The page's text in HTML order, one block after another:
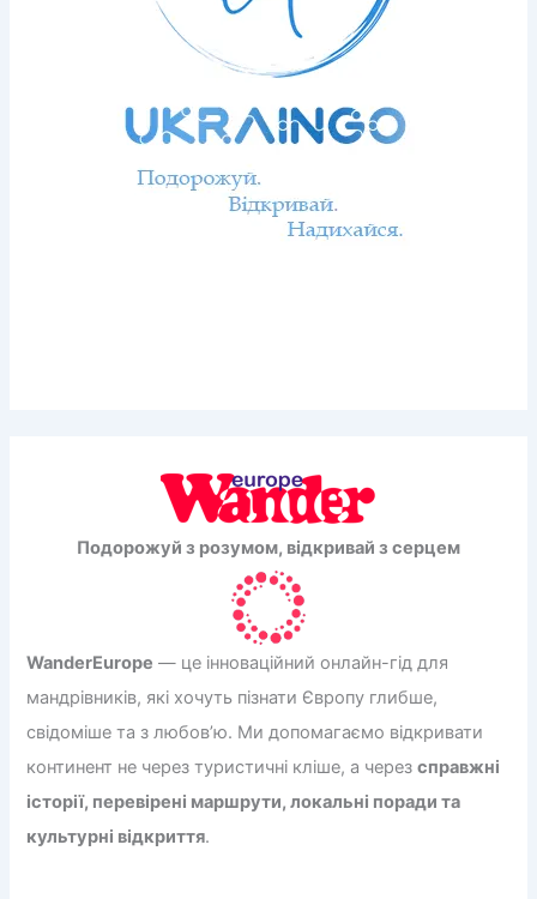
Подорожуй з розумом, відкривай з серцем
WanderEurope — це інноваційний онлайн-гід для
мандрівників, які хочуть пізнати Європу глибше,
свідоміше та з любов’ю. Ми допомагаємо відкривати
континент не через туристичні кліше, а черезсправжні
історії, перевірені маршрути, локальні поради та
культурні відкриття.